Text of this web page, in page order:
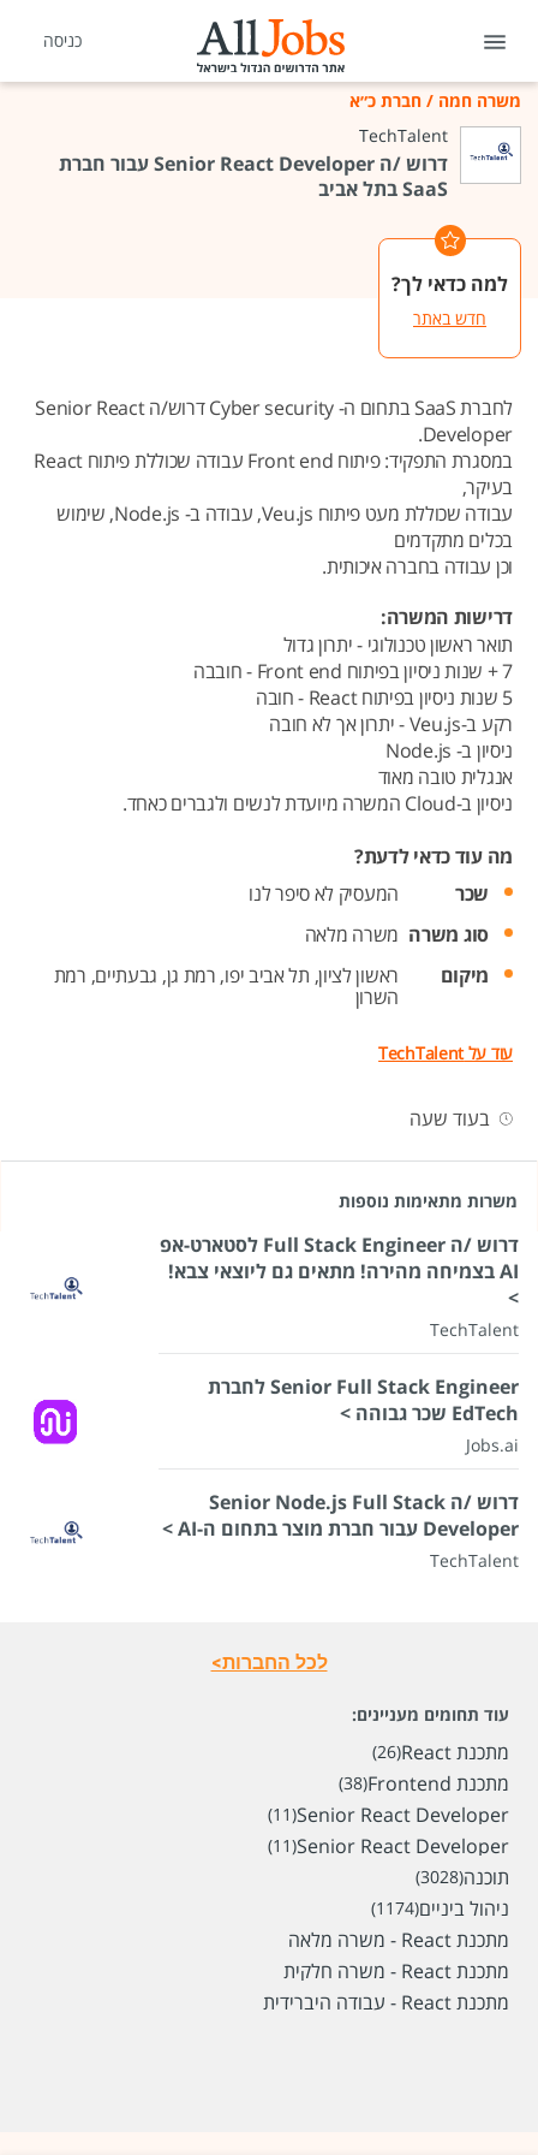
כניסה
משרה חמה / חברת כ״א
TechTalent
דרוש /ה Senior React Developer עבור חברת
SaaS בתל אביב
למה כדאי לך?
חדש באתר
לחברת SaaS בתחום ה- Cyber security דרוש/ה Senior React
Developer.
במסגרת התפקיד: פיתוח Front end עבודה שכוללת פיתוח React
בעיקר,
עבודה שכוללת מעט פיתוח Veu.js, עבודה ב- Node.js, שימוש
בכלים מתקדמים
וכן עבודה בחברה איכותית.
דרישות המשרה:
תואר ראשון טכנולוגי - יתרון גדול
7 + שנות ניסיון בפיתוח Front end - חובבה
5 שנות ניסיון בפיתוח React - חובה
רקע ב-Veu.js - יתרון אך לא חובה
ניסיון ב- Node.js
אנגלית טובה מאוד
ניסיון ב-Cloud המשרה מיועדת לנשים ולגברים כאחד.
מה עוד כדאי לדעת?
שכר
המעסיק לא סיפר לנו
סוג משרה משרה מלאה
מיקום
ראשון לציון, תל אביב יפו, רמת גן, גבעתיים, רמת
השרון
עוד על TechTalent
בעוד שעה
משרות מתאימות נוספות
דרוש /ה Full Stack Engineer לסטארט-אפ
AI בצמיחה מהירה! מתאים גם ליוצאי צבא!
>
TechTalent
Senior Full Stack Engineer לחברת
EdTech שכר גבוהה >
Jobs.ai
דרוש /ה Senior Node.js Full Stack
Developer עבור חברת מוצר בתחום ה-AI >
TechTalent
לכל החברות>
עוד תחומים מעניינים:
מתכנת React (26)
מתכנת Frontend (38)
Senior React Developer
(11)
Senior React Developer
(11)
תוכנה(3028)
ניהול ביניים(1174)
מתכנת React - משרה מלאה
מתכנת React - משרה חלקית
מתכנת React - עבודה היברידית